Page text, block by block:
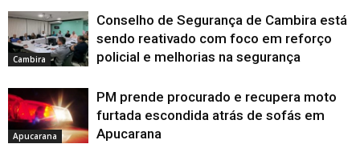
Cambira
Conselho de Segurança de Cambira está
sendo reativado com foco em reforço
policial e melhorias na segurança
Apucarana
PM prende procurado e recupera moto
furtada escondida atrás de sofás em
Apucarana